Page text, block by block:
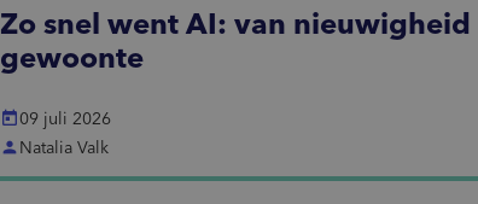
Zo snel went AI: van nieuwigheid
gewoonte
today09 juli 2026
person Natalia Valk